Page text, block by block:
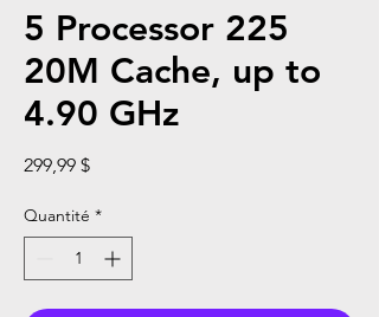
5 Processor 225
20M Cache, up to
4.90 GHz
299,99 $Prix
Quantité *